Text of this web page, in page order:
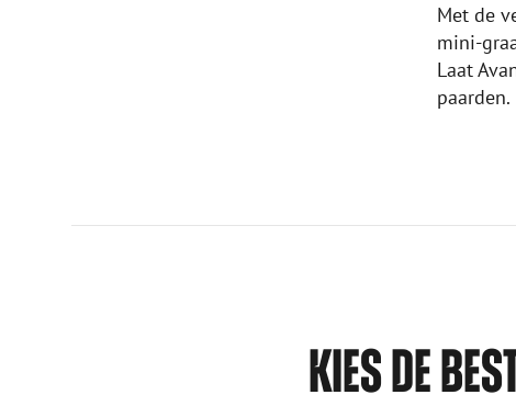
Met de
mini-
Laat
paarden.
KIES DE